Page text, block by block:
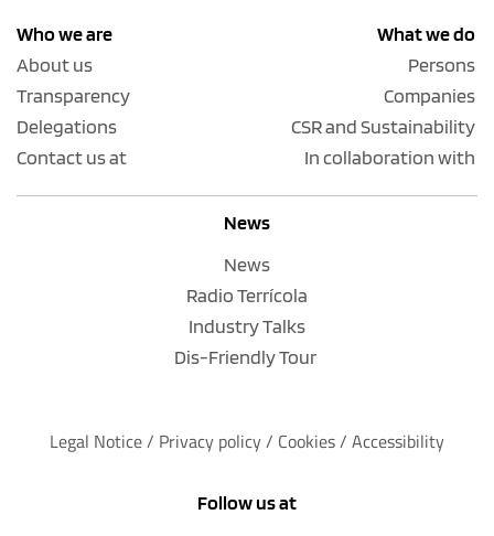
Who we are
About us
Transparency
Delegations
Contact us at
What we do
Persons
Companies
CSR and Sustainability
In collaboration with
News
News
Radio Terrícola
Industry Talks
Dis-Friendly Tour
Legal Notice / Privacy policy / Cookies / Accessibility
Follow us at